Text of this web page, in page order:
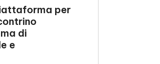
per
di
e